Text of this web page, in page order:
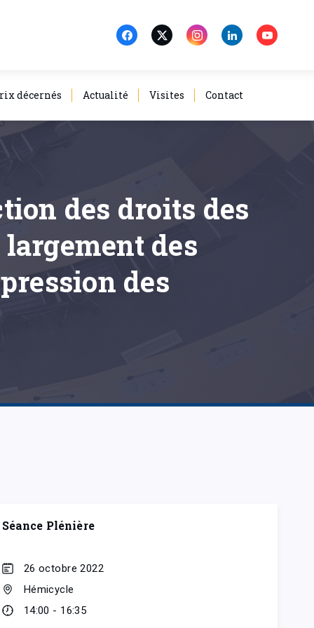
décernés Actualité Visites Contact
des droits des
des
des
Séance Plénière
26 octobre 2022
Hémicycle
14:00 - 16:35